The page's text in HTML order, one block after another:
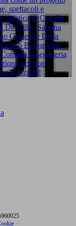
spettacoli e
artistica di Claudia
De Cillis, Sabrina
Giuseppe Della
Barbarossa,
la segreteria
noi non
le lezioni!